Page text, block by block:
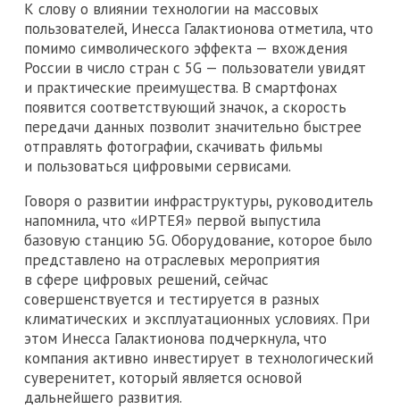
К слову о влиянии технологии на массовых
пользователей, Инесса Галактионова отметила, что
помимо символического эффекта — вхождения
России в число стран с 5G — пользователи увидят
и практические преимущества. В смартфонах
появится соответствующий значок, а скорость
передачи данных позволит значительно быстрее
отправлять фотографии, скачивать фильмы
и пользоваться цифровыми сервисами.
Говоря о развитии инфраструктуры, руководитель
напомнила, что «ИРТЕЯ» первой выпустила
базовую станцию 5G. Оборудование, которое было
представлено на отраслевых мероприятия
в сфере цифровых решений, сейчас
совершенствуется и тестируется в разных
климатических и эксплуатационных условиях. При
этом Инесса Галактионова подчеркнула, что
компания активно инвестирует в технологический
суверенитет, который является основой
дальнейшего развития.